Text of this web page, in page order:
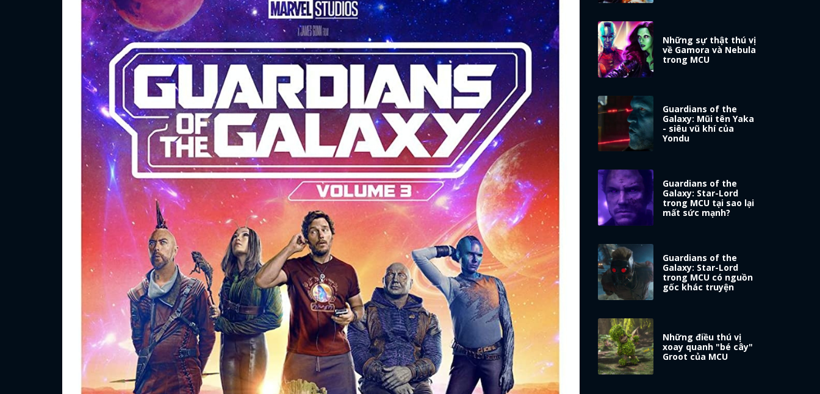
Những sự thật thú vị
về Gamora và Nebula
trong MCU
Guardians of the
Galaxy: Mũi tên Yaka
- siêu vũ khí của
Yondu
Guardians of the
Galaxy: Star-Lord
trong MCU tại sao lại
mất sức mạnh?
Guardians of the
Galaxy: Star-Lord
trong MCU có nguồn
gốc khác truyện
Những điều thú vị
xoay quanh "bé cây"
Groot của MCU